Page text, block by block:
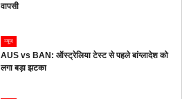
वापसी
न्यूज
AUS vs BAN: ऑस्ट्रेलिया टेस्ट से पहले बांग्लादेश को
लगा बड़ा झटका